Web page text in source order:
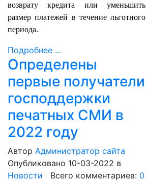
возврату кредита или уменьшить
размер платежей в течение льготного
периода.
Подробнее ...
Определены
первые получатели
господдержки
печатных СМИ в
2022 году
Автор Администратор сайта
Опубликовано 10-03-2022 в
Новости Всего комментариев: 0